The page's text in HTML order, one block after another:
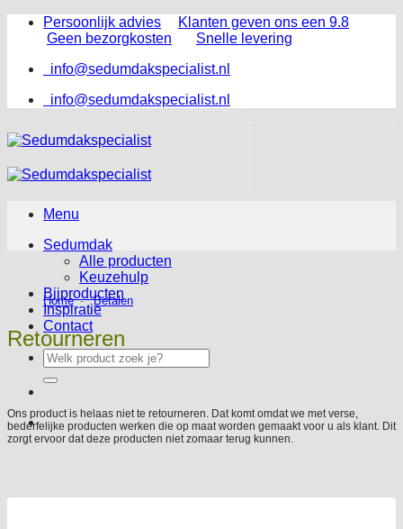
Persoonlijk advies
Klanten geven ons een 9.8
Geen bezorgkosten
Snelle levering
info@sedumdakspecialist.nl
info@sedumdakspecialist.nl
Menu
Sedumdak
Alle producten
Keuzehulp
Bijproducten
Inspiratie
Contact
Zoeken
naar:
Home Betalen
Retourneren
Ons product is helaas niet te retourneren. Dat komt omdat we met verse,
bederfelijke producten werken die op maat worden gemaakt voor u als klant. Dit
zorgt ervoor dat deze producten niet zomaar terug kunnen.